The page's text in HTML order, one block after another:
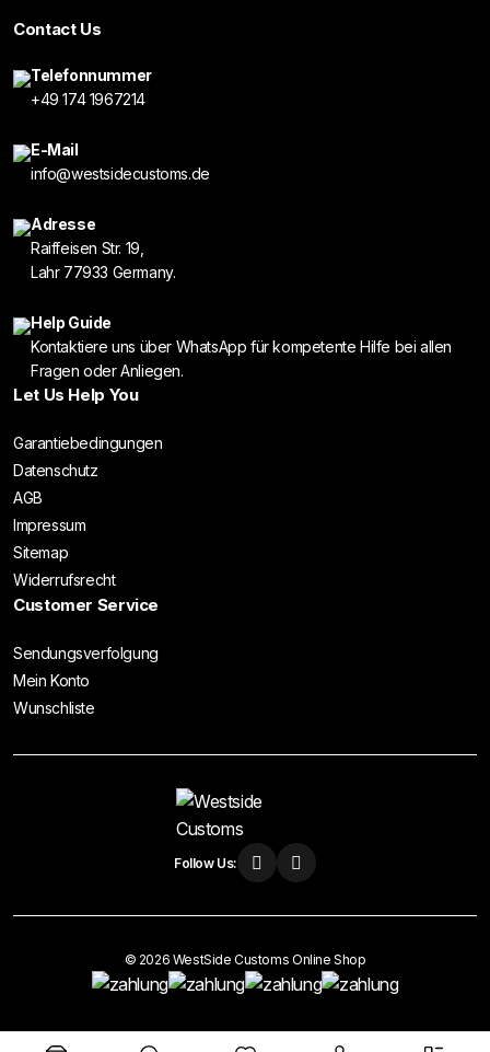
Contact Us
Telefonnummer
+49 174 1967214
E-Mail
info@westsidecustoms.de
Adresse
Raiffeisen Str. 19,
Lahr 77933 Germany.
Help Guide
Kontaktiere uns über WhatsApp für kompetente Hilfe bei allen
Fragen oder Anliegen.
Let Us Help You
Garantiebedingungen
Datenschutz
AGB
Impressum
Sitemap
Widerrufsrecht
Customer Service
Sendungsverfolgung
Mein Konto
Wunschliste
Follow Us:
© 2026 WestSide Customs Online Shop